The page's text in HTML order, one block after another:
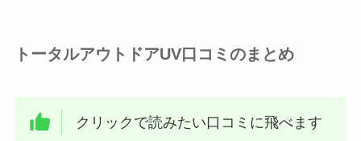
トータルアウトドアUV口コミのまとめ
クリックで読みたい口コミに飛べます